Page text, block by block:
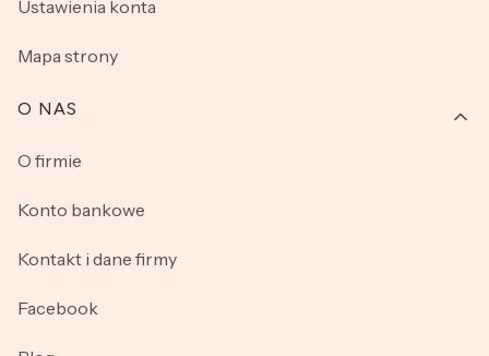
Ustawienia konta
Mapa strony
O NAS
O firmie
Konto bankowe
Kontakt i dane firmy
Facebook